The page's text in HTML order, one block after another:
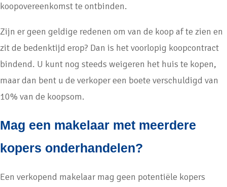
koopovereenkomst te ontbinden.
Zijn er geen geldige redenen om van de koop af te zien en
zit de bedenktijd erop? Dan is het voorlopig koopcontract
bindend. U kunt nog steeds weigeren het huis te kopen,
maar dan bent u de verkoper een boete verschuldigd van
10% van de koopsom.
Mag een makelaar met meerdere
kopers onderhandelen?
Een verkopend makelaar mag geen potentiële kopers